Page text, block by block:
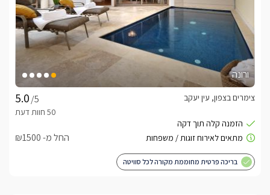
ורונה
/5
צימרים בצפון, עין יעקב
החל מ- ₪1500
בריכה פרטית מחוממת מקורה לכל סוויטה